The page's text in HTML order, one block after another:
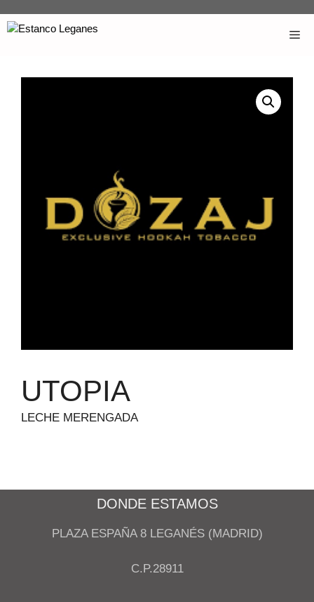
UTOPIA
LECHE MERENGADA
DONDE ESTAMOS
PLAZA ESPAÑA 8 LEGANÉS (MADRID)
C.P.28911